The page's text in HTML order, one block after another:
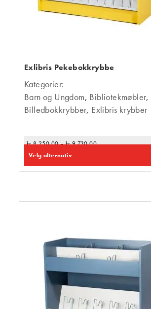
Exlibris Pekebokkrybbe
Kategorier:
Barn og Ungdom, Bibliotekmøbler,
Billedbokkrybber, Exlibris krybber
kr8 250,00 – kr9 730,00
Velg alternativ